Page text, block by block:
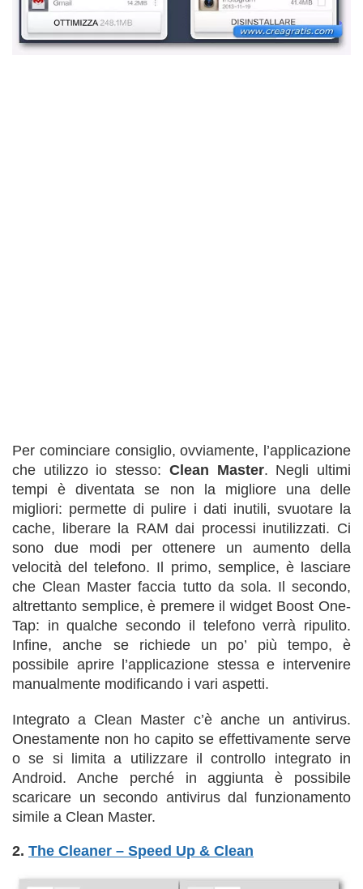
Per cominciare consiglio, ovviamente, l’applicazione
che utilizzo io stesso: Clean Master. Negli ultimi
tempi è diventata se non la migliore una delle
migliori: permette di pulire i dati inutili, svuotare la
cache, liberare la RAM dai processi inutilizzati. Ci
sono due modi per ottenere un aumento della
velocità del telefono. Il primo, semplice, è lasciare
che Clean Master faccia tutto da sola. Il secondo,
altrettanto semplice, è premere il widget Boost One-
Tap: in qualche secondo il telefono verrà ripulito.
Infine, anche se richiede un po’ più tempo, è
possibile aprire l’applicazione stessa e intervenire
manualmente modificando i vari aspetti.
Integrato a Clean Master c’è anche un antivirus.
Onestamente non ho capito se effettivamente serve
o se si limita a utilizzare il controllo integrato in
Android. Anche perché in aggiunta è possibile
scaricare un secondo antivirus dal funzionamento
simile a Clean Master.
2. The Cleaner – Speed Up & Clean